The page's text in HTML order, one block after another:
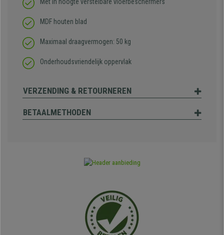
Met in hoogte verstelbare vloerbeschermers
MDF houten blad
Maximaal draagvermogen: 50 kg
Onderhoudsvriendelijk oppervlak
VERZENDING & RETOURNEREN
BETAALMETHODEN